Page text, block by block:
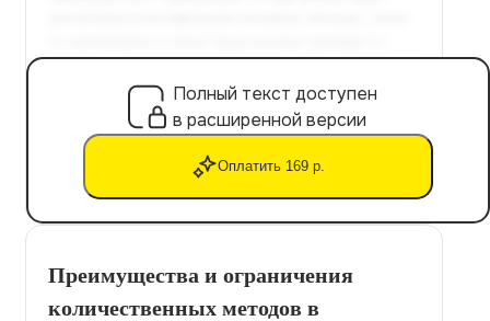
Полный текст доступен
в расширенной версии
Оплатить 169 р.
Преимущества и ограничения
количественных методов в